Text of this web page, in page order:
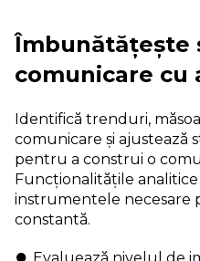
Îmbunătățește
comunicare cu
Identifică trenduri,
comunicare și ajustează
pentru a construi o
Funcționalitățile
instrumentele necesare
constantă.
Evaluează nivelul de